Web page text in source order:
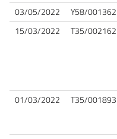
03/05/2022 Y58/001362
15/03/2022
T35/002162
01/03/2022 T35/001893